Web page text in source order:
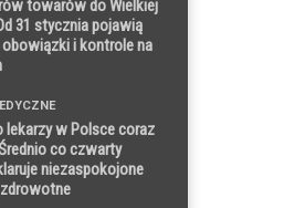
towarów do Wielkiej
31 stycznia pojawią
i kontrole na
lekarzy w Polsce coraz
co czwarty
niezaspokojone